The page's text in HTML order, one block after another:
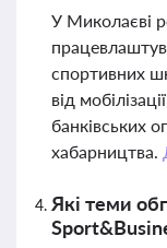
У Миколаєві
спортивних
від
банківських
хабарництва.
Які теми